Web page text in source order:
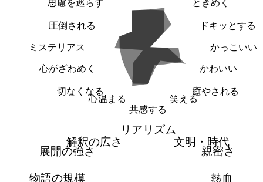
ときめく
ドキッとする
かっこいい
かわいい
癒やされる
笑える
共感する
心温まる
切なくなる
心がざわめく
ミステリアス
圧倒される
思慮を巡らす
リアリズム
文明・時代
親密さ
熱血
物語の規模
展開の強さ
解釈の広さ